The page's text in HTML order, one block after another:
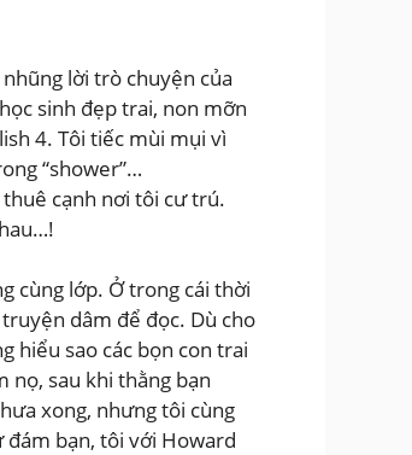
lời trò chuyện của
sinh đẹp trai, non mỡn
4. Tôi tiếc mùi mụi vì
“shower”…
cạnh nơi tôi cư trú.
cùng lớp. Ở trong cái thời
dâm để đọc. Dù cho
hiểu sao các bọn con trai
nọ, sau khi thằng bạn
xong, nhưng tôi cùng
đám bạn, tôi với Howard